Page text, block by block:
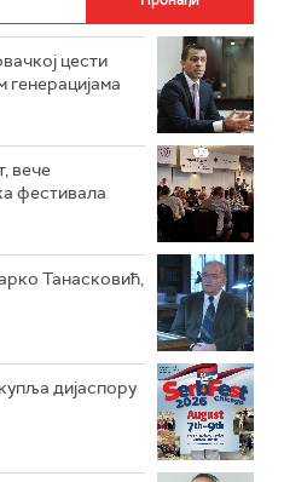
цести
генерацијама
вече
фестивала
Танасковић,
дијаспору